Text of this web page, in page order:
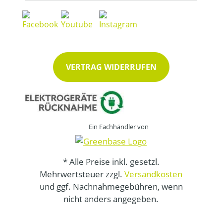
VERTRAG WIDERRUFEN
Ein Fachhändler von
* Alle Preise inkl. gesetzl.
Mehrwertsteuer zzgl. Versandkosten
und ggf. Nachnahmegebühren, wenn
nicht anders angegeben.